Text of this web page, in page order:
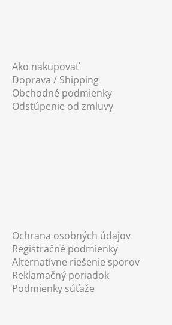
Ako nakupovať
Doprava / Shipping
Obchodné podmienky
Odstúpenie od zmluvy
Ochrana osobných údajov
Registračné podmienky
Alternatívne riešenie sporov
Reklamačný poriadok
Podmienky súťaže